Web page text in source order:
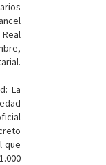
La
que